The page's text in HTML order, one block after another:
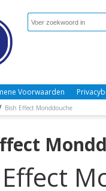
Voorwaarden
Bish Effect Monddouche